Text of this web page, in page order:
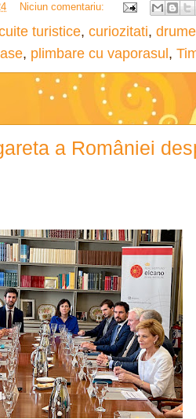
Niciun comentariu:
turistice, curiozitati,
, plimbare cu vaporasul ,
a României